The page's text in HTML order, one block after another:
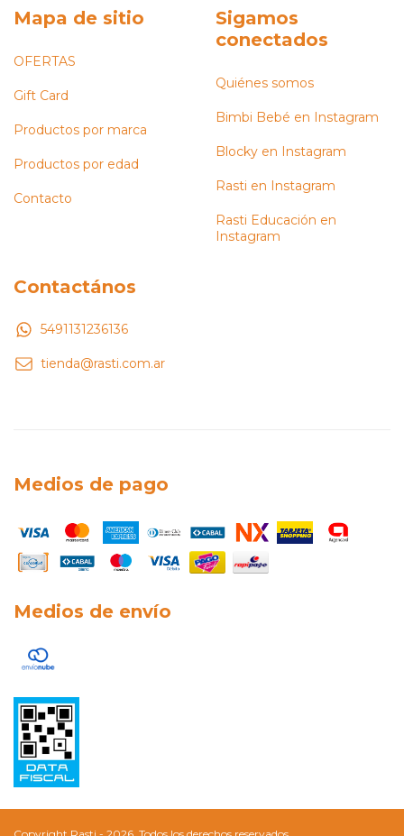
Mapa de sitio
OFERTAS
Gift Card
Productos por marca
Productos por edad
Contacto
Sigamos
conectados
Quiénes somos
Bimbi Bebé en Instagram
Blocky en Instagram
Rasti en Instagram
Rasti Educación en
Instagram
Contactános
5491131236136
tienda@rasti.com.ar
Medios de pago
Medios de envío